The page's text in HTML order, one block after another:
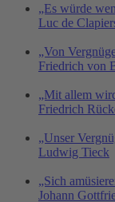
„Es würde
Luc de
„Von
Friedrich von
„Mit allem
Friedrich
„Unser
Ludwig Tieck
„Sich
Johann